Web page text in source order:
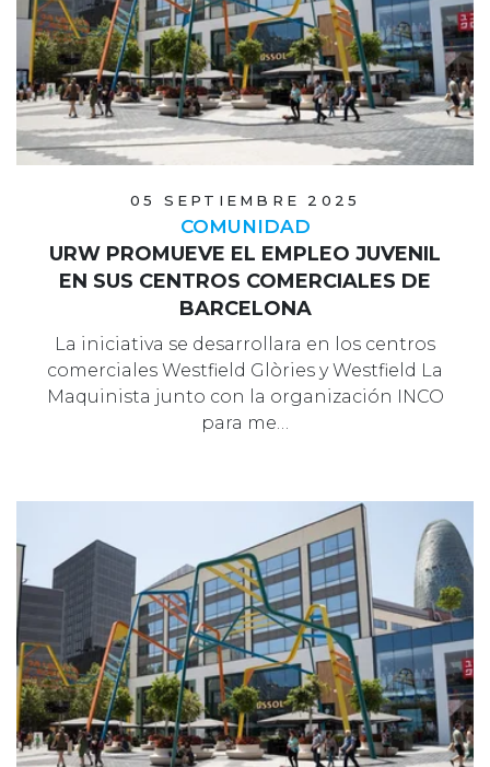
05 SEPTIEMBRE 2025
COMUNIDAD
URW PROMUEVE EL EMPLEO JUVENIL
EN SUS CENTROS COMERCIALES DE
BARCELONA
La iniciativa se desarrollara en los centros
comerciales Westfield Glòries y Westfield La
Maquinista junto con la organización INCO
para me…